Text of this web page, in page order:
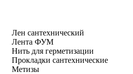
Лен сантехнический
Лента ФУМ
Нить для герметизации
Прокладки сантехнические
Метизы